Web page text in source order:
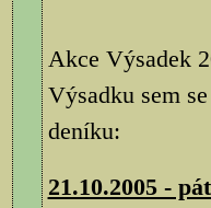
Akce Výsadek
Výsadku sem
deníku:
21.10.2005 -